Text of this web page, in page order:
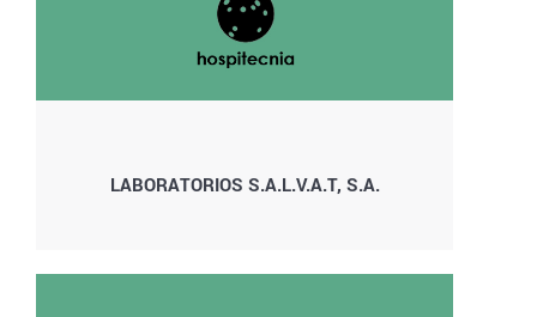
LABORATORIOS S.A.L.V.A.T, S.A.